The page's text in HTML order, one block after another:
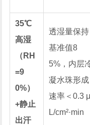
35℃
高湿
（RH
=9
0%）
+静止
出汗
透湿量保持
基准值8
5%，内层
凝水珠形成
速率＜0.3 μ
L/cm²·min